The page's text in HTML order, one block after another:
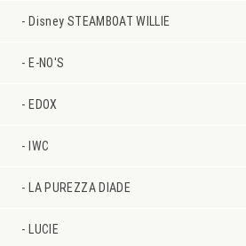
Disney STEAMBOAT WILLIE
E-NO'S
EDOX
IWC
LA PUREZZA DIADE
LUCIE